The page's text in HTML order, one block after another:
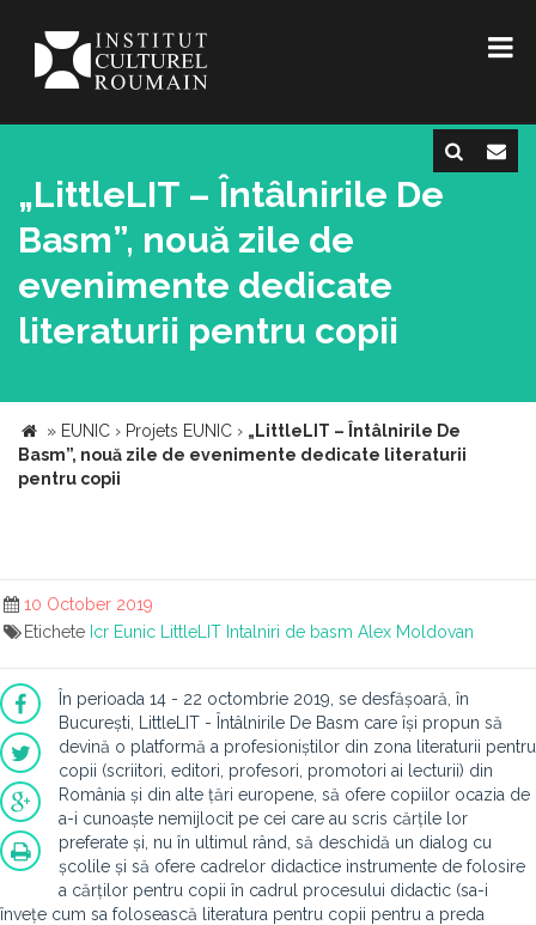
„LittleLIT – Întâlnirile De
Basm”, nouă zile de
evenimente dedicate
literaturii pentru copii
» EUNIC › Projets EUNIC › „LittleLIT – Întâlnirile De
Basm”, nouă zile de evenimente dedicate literaturii
pentru copii
10 October 2019
Etichete Icr Eunic LittleLIT Intalniri de basm Alex Moldovan
În perioada 14 - 22 octombrie 2019, se desfășoară, în
București, LittleLIT - Întâlnirile De Basm care își propun să
devină o platformă a profesioniștilor din zona literaturii pentru
copii (scriitori, editori, profesori, promotori ai lecturii) din
România și din alte țări europene, să ofere copiilor ocazia de
a-i cunoaște nemijlocit pe cei care au scris cărțile lor
preferate și, nu în ultimul rând, să deschidă un dialog cu
școlile și să ofere cadrelor didactice instrumente de folosire
a cărților pentru copii în cadrul procesului didactic (sa-i
învețe cum sa folosească literatura pentru copii pentru a preda